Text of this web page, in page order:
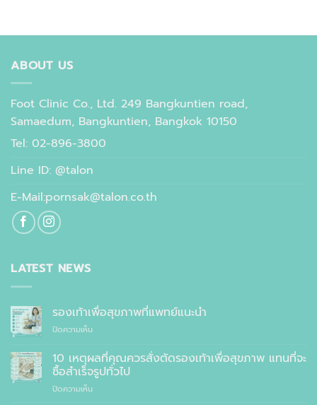
ABOUT US
Foot Clinic Co., Ltd. 249 Bangkuntien road,
Samaedum, Bangkuntien, Bangkok 10150
Tel: 02-896-3800
Line ID: @talon
E-Mail:pornsak@talon.co.th
LATEST NEWS
รองเท้าเพื่อสุขภาพที่แพทย์แนะนำ
ปิดความเห็นบน
เพื่อ
สุขภาพ
ที่
แพทย์
10 เหตุผลที่คุณควรสั่งตัดรองเท้าเพื่อสุขภาพ แทนที่จะ
ซื้อสำเร็จรูปทั่วไป
ปิดความเห็นบน